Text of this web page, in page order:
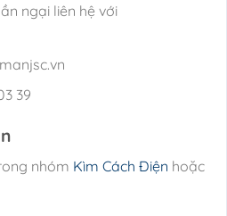
ngại liên hệ với
39
nhóm Kìm Cách Điện hoặc